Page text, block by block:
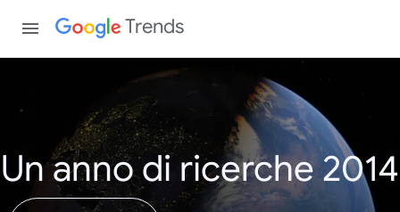
Trends
Un anno di ricerche 2014